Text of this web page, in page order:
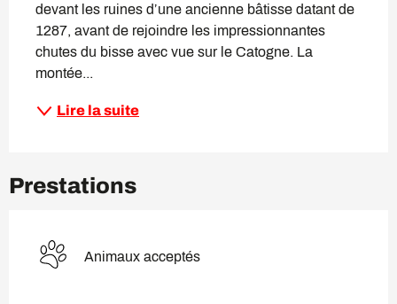
devant les ruines d’une ancienne bâtisse datant de
1287, avant de rejoindre les impressionnantes
chutes du bisse avec vue sur le Catogne. La
montée...
Lire la suite
Prestations
Animaux acceptés